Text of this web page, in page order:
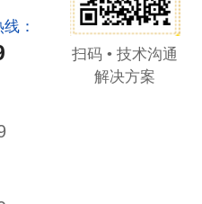
：
扫码 • 技术沟通
解决方案